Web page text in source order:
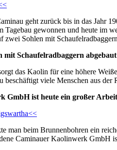
geht zurück bis in das Jahr
gewonnen und heute im
zwei Sohlen mit
mit Schaufelradbaggern
das Kaolin für eine höhere
beschäftigt viele Menschen aus
GmbH ist heute ein großer
man beim Brunnenbohren ein
Caminauer Kaolinwerk GmbH